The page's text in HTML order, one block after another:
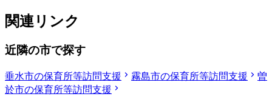
関連リンク
近隣の市で探す
垂水市の保育所等訪問支援 霧島市の保育所等訪問支援
曽
於市の保育所等訪問支援